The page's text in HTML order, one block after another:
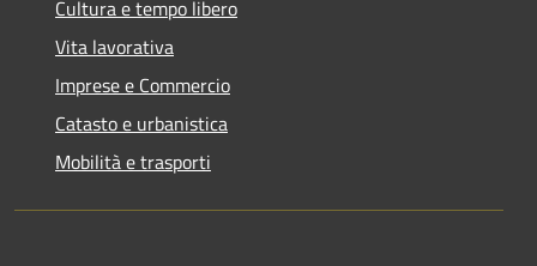
Cultura e tempo libero
Vita lavorativa
Imprese e Commercio
Catasto e urbanistica
Mobilità e trasporti